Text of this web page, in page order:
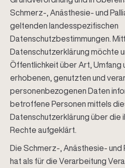
Schmerz-, Anästhesie- und
geltenden landesspezifischen
Datenschutzbestimmungen.
Datenschutzerklärung möchte
Öffentlichkeit über Art, Umfang
erhobenen, genutzten und
personenbezogenen Daten
betroffene Personen mittels
Datenschutzerklärung über die
Rechte aufgeklärt.
Die Schmerz-, Anästhesie- und
hat als für die Verarbeitung